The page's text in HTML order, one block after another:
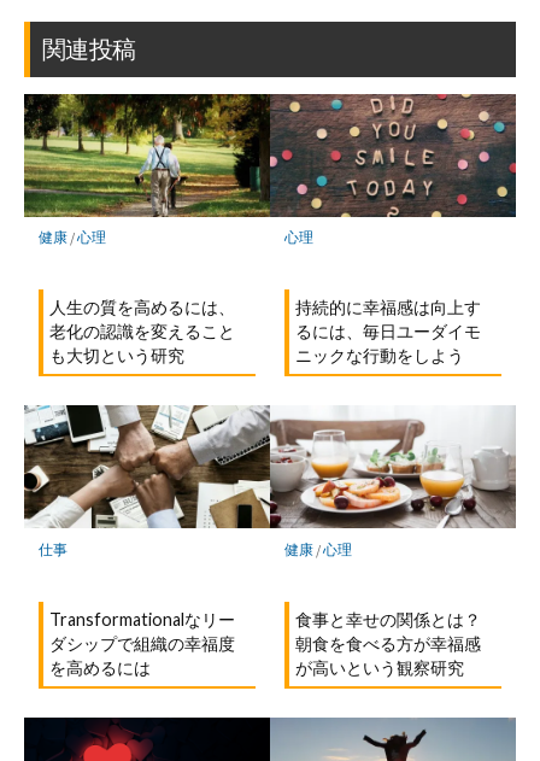
ク
ー
ク
に
保
存
関連投稿
健康/心理
人生の質を高めるには、
老化の認識を変えること
も大切という研究
心理
持続的に幸福感は向上す
るには、毎日ユーダイモ
ニックな行動をしよう
仕事
Transformationalなリー
ダシップで組織の幸福度
を高めるには
健康/心理
食事と幸せの関係とは？
朝食を食べる方が幸福感
が高いという観察研究